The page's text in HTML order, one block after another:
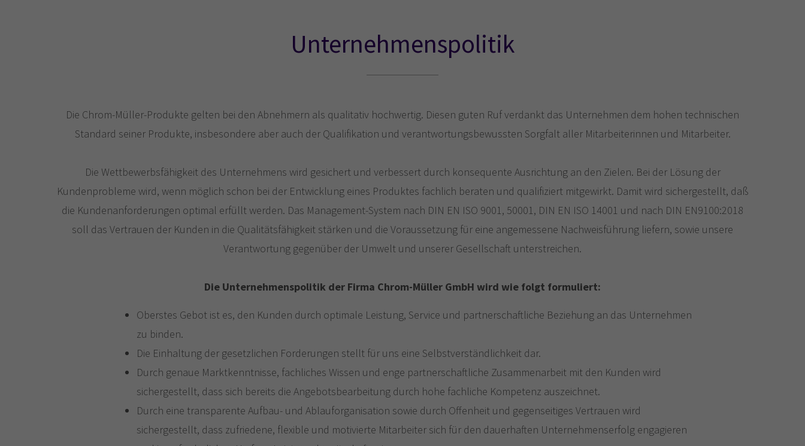
Unternehmenspolitik
Die Chrom-Müller-Produkte gelten bei den Abnehmern als qualitativ hochwertig. Diesen guten Ruf verdankt das Unternehmen dem hohen technischen
Standard seiner Produkte, insbesondere aber auch der Qualifikation und verantwortungsbewussten Sorgfalt aller Mitarbeiterinnen und Mitarbeiter.
Die Wettbewerbsfähigkeit des Unternehmens wird gesichert und verbessert durch konsequente Ausrichtung an den Zielen. Bei der Lösung der
Kundenprobleme wird, wenn möglich schon bei der Entwicklung eines Produktes fachlich beraten und qualifiziert mitgewirkt. Damit wird sichergestellt, daß
die Kundenanforderungen optimal erfüllt werden. Das Management-System nach DIN EN ISO 9001, 50001, DIN EN ISO 14001 und nach DIN EN9100:2018
soll das Vertrauen der Kunden in die Qualitätsfähigkeit stärken und die Voraussetzung für eine angemessene Nachweisführung liefern, sowie unsere
Verantwortung gegenüber der Umwelt und unserer Gesellschaft unterstreichen.
Die Unternehmenspolitik der Firma Chrom-Müller GmbH wird wie folgt formuliert:
Oberstes Gebot ist es, den Kunden durch optimale Leistung, Service und partnerschaftliche Beziehung an das Unternehmen
zu binden.
Die Einhaltung der gesetzlichen Forderungen stellt für uns eine Selbstverständlichkeit dar.
Durch genaue Marktkenntnisse, fachliches Wissen und enge partnerschaftliche Zusammenarbeit mit den Kunden wird
sichergestellt, dass sich bereits die Angebotsbearbeitung durch hohe fachliche Kompetenz auszeichnet.
Durch eine transparente Aufbau- und Ablauforganisation sowie durch Offenheit und gegenseitiges Vertrauen wird
sichergestellt, dass zufriedene, flexible und motivierte Mitarbeiter sich für den dauerhaften Unternehmenserfolg engagieren